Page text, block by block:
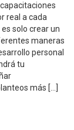
real a cada
solo crear un
maneras
personal
tu
más […]